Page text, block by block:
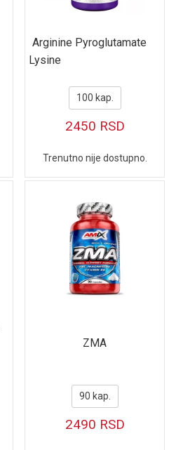
Arginine Pyroglutamate
Lysine
100 kap.
2450 RSD
Trenutno nije dostupno.
ZMA
90 kap.
2490 RSD